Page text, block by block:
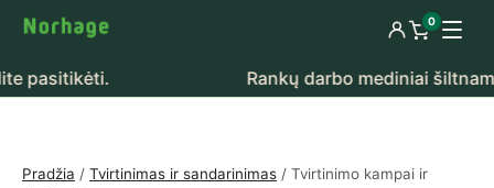
Pereiti prie turinio
Prisijungti
0
Peržiūrėti
pasitikėti. Rankų darbo mediniai
Pradžia / Tvirtinimas ir sandarinimas / Tvirtinimo kampai ir